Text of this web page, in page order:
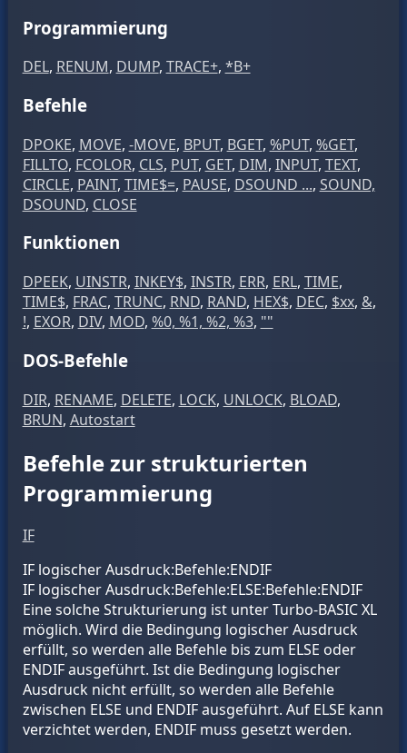
Programmierung
DEL, RENUM, DUMP, TRACE+, *B+
Befehle
DPOKE, MOVE, -MOVE, BPUT, BGET, %PUT, %GET,
FILLTO, FCOLOR, CLS, PUT, GET, DIM, INPUT, TEXT,
CIRCLE, PAINT, TIME$=, PAUSE, DSOUND ..., SOUND,
DSOUND, CLOSE
Funktionen
DPEEK, UINSTR, INKEY$, INSTR, ERR, ERL, TIME,
TIME$, FRAC, TRUNC, RND, RAND, HEX$, DEC, $xx, &,
!, EXOR, DIV, MOD, %0, %1, %2, %3, ""
DOS-Befehle
DIR, RENAME, DELETE, LOCK, UNLOCK, BLOAD,
BRUN, Autostart
Befehle zur strukturierten
Programmierung
IF
IF logischer Ausdruck:Befehle:ENDIF
IF logischer Ausdruck:Befehle:ELSE:Befehle:ENDIF
Eine solche Strukturierung ist unter Turbo-BASIC XL
möglich. Wird die Bedingung logischer Ausdruck
erfüllt, so werden alle Befehle bis zum ELSE oder
ENDIF ausgeführt. Ist die Bedingung logischer
Ausdrucknicht erfüllt, so werden alle Befehle
zwischen ELSE und ENDIF ausgeführt. Auf ELSE kann
verzichtet werden, ENDIF muss gesetzt werden.